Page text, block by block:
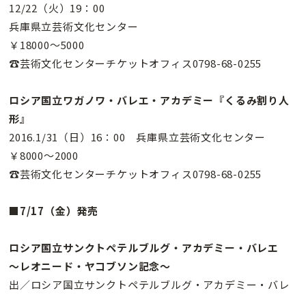
12/22（火）19：00
兵庫県立芸術文化センター
￥18000〜5000
☎芸術文化センターチケットオフィス0798-68-0255
ロシア国立ワガノワ・バレエ・アカデミー『くるみ割り人
形』
2016.1/31（日）16：00 兵庫県立芸術文化センター
￥8000〜2000
☎芸術文化センターチケットオフィス0798-68-0255
■7/17（金）発売
ロシア国立サンクトペテルブルグ・アカデミー・バレエ
〜レオニード・ヤコブソン記念〜
出／ロシア国立サンクトペテルブルグ・アカデミー・バレ